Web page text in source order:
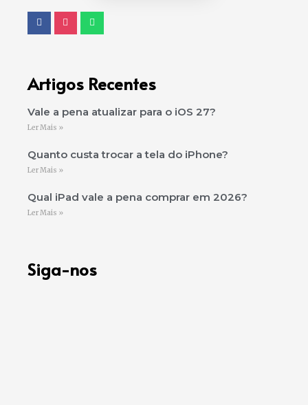
Artigos Recentes
Vale a pena atualizar para o iOS 27?
Ler Mais »
Quanto custa trocar a tela do iPhone?
Ler Mais »
Qual iPad vale a pena comprar em 2026?
Ler Mais »
Siga-nos